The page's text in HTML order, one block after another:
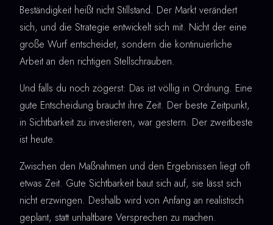
Beständigkeit heißt nicht Stillstand. Der Markt verändert
sich, und die Strategie entwickelt sich mit. Nicht der eine
große Wurf entscheidet, sondern die kontinuierliche
Arbeit an den richtigen Stellschrauben.
Und falls du noch zögerst: Das ist völlig in Ordnung. Eine
gute Entscheidung braucht ihre Zeit. Der beste Zeitpunkt,
in Sichtbarkeit zu investieren, war gestern. Der zweitbeste
ist heute.
Zwischen den Maßnahmen und den Ergebnissen liegt oft
etwas Zeit. Gute Sichtbarkeit baut sich auf, sie lässt sich
nicht erzwingen. Deshalb wird von Anfang an realistisch
geplant, statt unhaltbare Versprechen zu machen.